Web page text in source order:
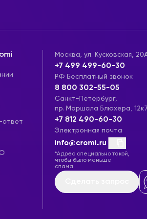
ответ
Москва, ул. Кусковская,
+7 499 499-60-30
РФ Бесплатный звонок
8 800 302-55-05
Санкт-Петербург,
пр. Маршала Блюхера,
+7 812 490-60-30
Электронная почта
info@cromi.ru
*Адрес специально такой,
чтобы было меньше
спама